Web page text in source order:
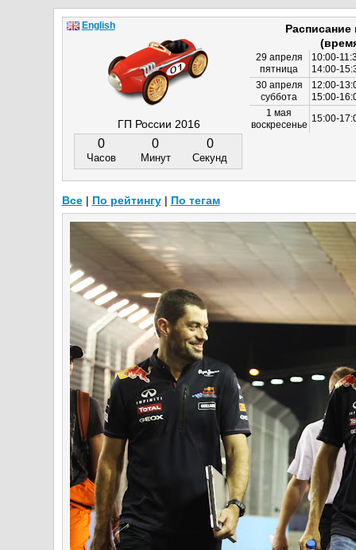
ГП России 2016
0
Часов
0
Минут
0
Секунд
29 апреля
пятница
10:00-
14:00-
30 апреля
суббота
12:00-
15:00-
1 мая
воскресенье
15:00-
English
Все| По рейтингу| По тегам